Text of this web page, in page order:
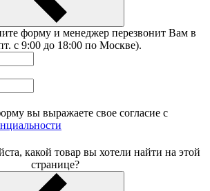
форму и менеджер перезвонит Вам в
с 9:00 до 18:00 по Москве).
вы выражаете свое согласие с
какой товар вы хотели найти на этой
странице?